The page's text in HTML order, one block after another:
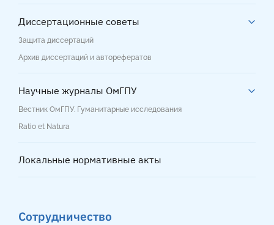
Диссертационные советы
Защита диссертаций
Архив диссертаций и авторефератов
Научные журналы ОмГПУ
Вестник ОмГПУ. Гуманитарные исследования
Ratio et Natura
Локальные нормативные акты
Сотрудничество